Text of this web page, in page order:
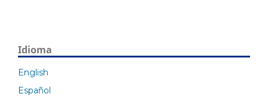
Idioma
English
Español